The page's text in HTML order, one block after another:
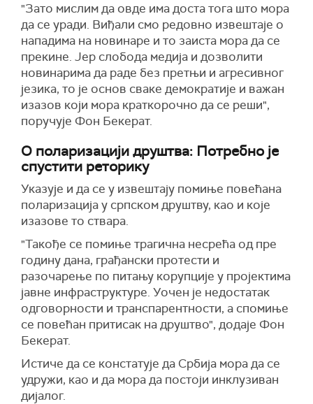
"Зато мислим да овде има доста тога што мора
да се уради. Виђали смо редовно извештаје о
нападима на новинаре и то заиста мора да се
прекине. Јер слобода медија и дозволити
новинарима да раде без претњи и агресивног
језика, то је основ сваке демократије и важан
изазов који мора краткорочно да се реши",
поручује Фон Бекерат.
О поларизацији друштва: Потребно је
спустити реторику
Указује и да се у извештају помиње повећана
поларизација у српском друштву, као и које
изазове то ствара.
"Такође се помиње трагична несрећа од пре
годину дана, грађански протести и
разочарење по питању корупције у пројектима
јавне инфраструктуре. Уочен је недостатак
одговорности и транспарентности, а спомиње
се повећан притисак на друштво", додаје Фон
Бекерат.
Истиче да се констатује да Србија мора да се
удружи, као и да мора да постоји инклузиван
дијалог.